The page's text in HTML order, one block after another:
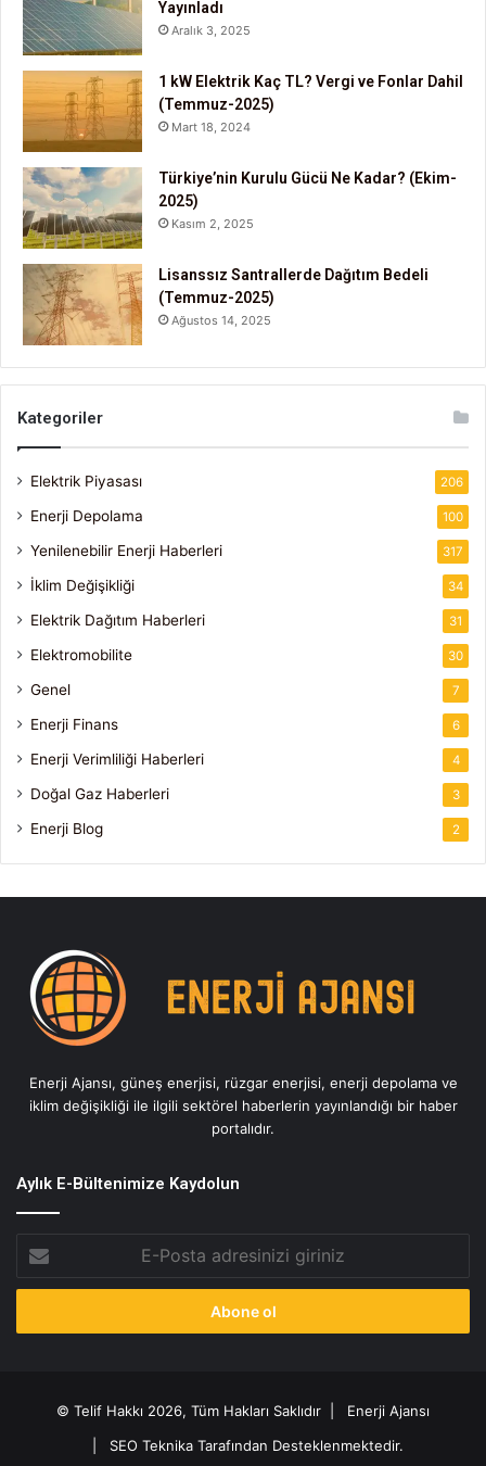
Yayınladı
Aralık 3, 2025
1 kW Elektrik Kaç TL? Vergi ve Fonlar Dahil
(Temmuz-2025)
Mart 18, 2024
Türkiye’nin Kurulu Gücü Ne Kadar? (Ekim-
2025)
Kasım 2, 2025
Lisanssız Santrallerde Dağıtım Bedeli
(Temmuz-2025)
Ağustos 14, 2025
Kategoriler
Elektrik Piyasası 206
Enerji Depolama 100
Yenilenebilir Enerji Haberleri 317
İklim Değişikliği 34
Elektrik Dağıtım Haberleri 31
Elektromobilite 30
Genel 7
Enerji Finans 6
Enerji Verimliliği Haberleri 4
Doğal Gaz Haberleri 3
Enerji Blog 2
Enerji Ajansı, güneş enerjisi, rüzgar enerjisi, enerji depolama ve
iklim değişikliği ile ilgili sektörel haberlerin yayınlandığı bir haber
portalıdır.
Aylık E-Bültenimize Kaydolun
Posta
adresinizi
© Telif Hakkı 2026, Tüm Hakları Saklıdır | Enerji Ajansı
SEO Teknika Tarafından Desteklenmektedir.